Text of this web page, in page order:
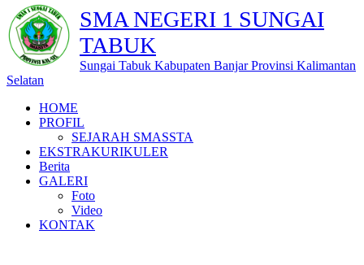
SMA NEGERI 1 SUNGAI
TABUK
Sungai Tabuk Kabupaten Banjar Provinsi Kalimantan
Selatan
HOME
PROFIL
SEJARAH SMASSTA
EKSTRAKURIKULER
Berita
GALERI
Foto
Video
KONTAK